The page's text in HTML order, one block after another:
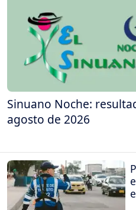
Sinuano Noche:
agosto de 2026